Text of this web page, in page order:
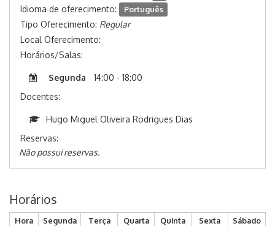
Idioma de oferecimento: Português
Tipo Oferecimento: Regular
Local Oferecimento:
Horários/Salas:
Segunda
14:00 - 18:00
Docentes:
Hugo Miguel Oliveira Rodrigues Dias
Reservas:
Não possui reservas.
Horários
Hora Segunda Terça Quarta Quinta Sexta
Sábado